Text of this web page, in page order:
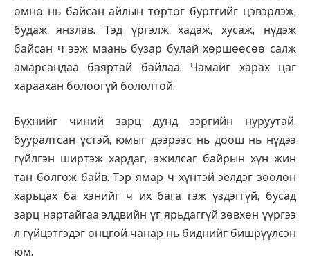
өмнө нь байсан айлын тортог буртгийг цэвэрлэж,
будаж янзлав. Тэд үргэлж хадаж, хусаж, нүдэж
байсан ч ээж маань бузар булай хөршөөсөө салж
амарсандаа баяртай байлаа. Чамайг харах цаг
хараахан болоогүй бололтой.
Бүхнийг чиний зарц дунд зэргийн нуруутай,
бууралтсан үстэй, юмыг дээрээс нь доош нь нүдээ
гүйлгэн ширтэж хардаг, ажилсаг байрын хүн жин
тан болгож байв. Тэр ямар ч хүнтэй эелдэг зөөлөн
харьцах ба хэнийг ч их бага гэж үздэггүй, бусад
зарц нартайгаа элдвийн үг ярьдаггүй зөвхөн үүргээ
л гүйцэтгэдэг онцгой чанар нь биднийг бишрүүлсэн
юм.